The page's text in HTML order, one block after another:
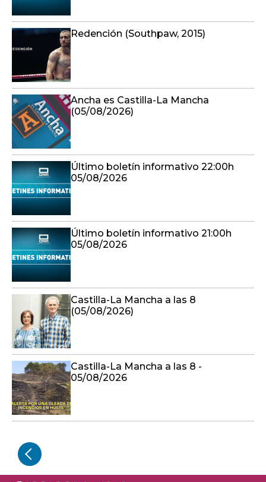
Redención (Southpaw, 2015)
Ancha es Castilla-La Mancha
(05/08/2026)
Último boletín informativo 22:00h
05/08/2026
Último boletín informativo 21:00h
05/08/2026
Castilla-La Mancha a las 8
(05/08/2026)
Castilla-La Mancha a las 8 -
05/08/2026